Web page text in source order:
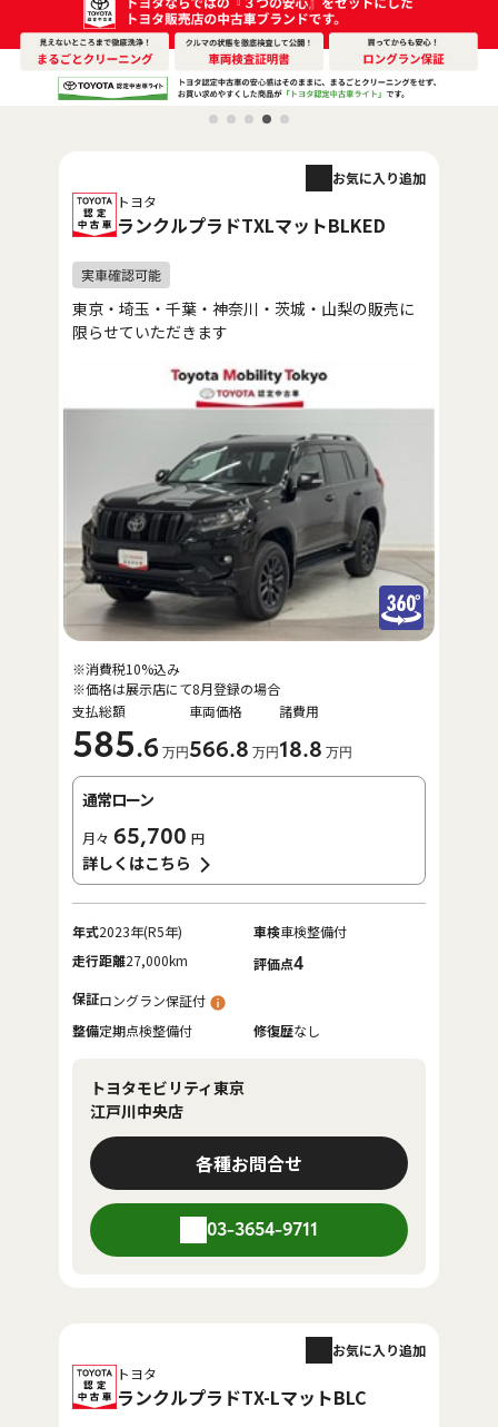
トヨタ
ランクルプラドTXLマットBLKED
お気に入り追加
東京・埼玉・千葉・神奈川・茨城・山梨の販売に
限らせていただきます
支払総額
585.6 万円
車両価格
566.8 万円
諸費用
18.8 万円
※消費税10%込み
※価格は展示店にて8月登録の場合
通常ローン
月々 65,700 円
詳しくはこちら
年式2023年(R5年) 車検車検整備付
走行距離27,000km 評価点4
保証ロングラン保証付
整備定期点検整備付 修復歴なし
トヨタモビリティ東京
江戸川中央店
各種お問合せ
03-3654-9711
トヨタ
ランクルプラドTX-LマットBLC
お気に入り追加